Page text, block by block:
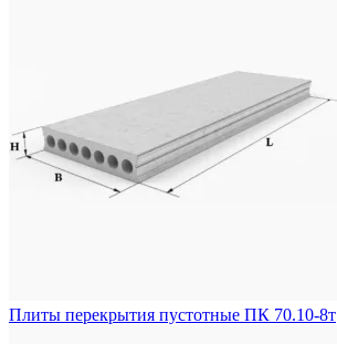
Плиты перекрытия пустотные ПК 70.10-8т